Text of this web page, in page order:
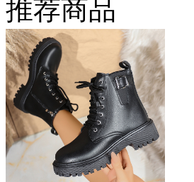
推荐商品